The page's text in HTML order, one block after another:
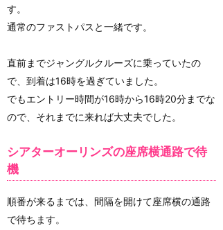
す。
通常のファストパスと一緒です。
直前までジャングルクルーズに乗っていたの
で、到着は16時を過ぎていました。
でもエントリー時間が16時から16時20分までな
ので、それまでに来れば大丈夫でした。
シアターオーリンズの座席横通路で待
機
順番が来るまでは、間隔を開けて座席横の通路
で待ちます。